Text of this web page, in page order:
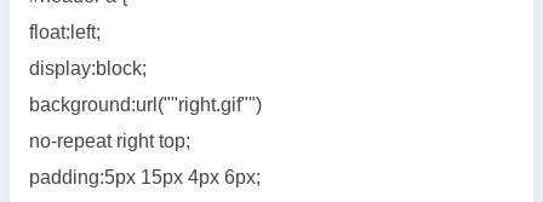
float:left;
display:block;
background:url(""right.gif"")
no-repeat right top;
padding:5px 15px 4px 6px;